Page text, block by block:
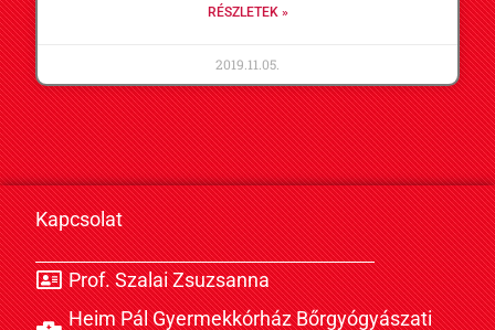
RÉSZLETEK »
2019.11.05.
Kapcsolat
Prof. Szalai Zsuzsanna
Heim Pál Gyermekkórház Bőrgyógyászati